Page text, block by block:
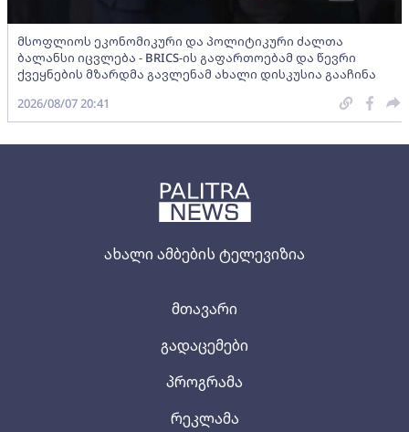
ახალი ამბების ტელევიზია
მთავარი
გადაცემები
პროგრამა
რეკლამა
მსოფლიოს ეკონომიკური და პოლიტიკური ძალთა
ბალანსი იცვლება - BRICS-ის გაფართოებამ და წევრი
ქვეყნების მზარდმა გავლენამ ახალი დისკუსია გააჩინა
2026/08/07 20:41